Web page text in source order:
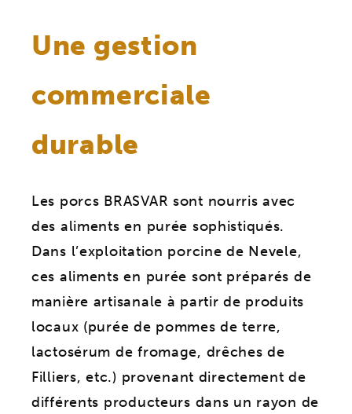
Une gestion
commerciale
durable
Les porcs BRASVAR sont nourris avec
des aliments en purée sophistiqués.
Dans l’exploitation porcine de Nevele,
ces aliments en purée sont préparés de
manière artisanale à partir de produits
locaux (purée de pommes de terre,
lactosérum de fromage, drêches de
Filliers, etc.) provenant directement de
différents producteurs dans un rayon de